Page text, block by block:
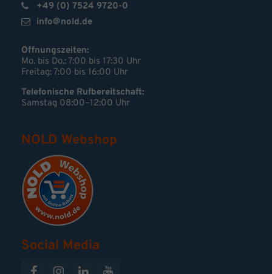
+49 (0) 7524 9720-0
info@nold.de
Öffnungszeiten:
Mo. bis Do.: 7:00 bis 17:30 Uhr
Freitag: 7:00 bis 16:00 Uhr
Telefonische Rufbereitschaft:
Samstag 08:00–12:00 Uhr
NOLD Webshop
Social Media